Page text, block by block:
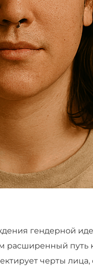
гендерной
путь к
черты